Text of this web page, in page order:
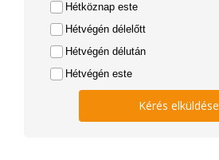
Hétköznap este
Hétvégén délelőtt
Hétvégén délután
Hétvégén este
Kérés elküldése